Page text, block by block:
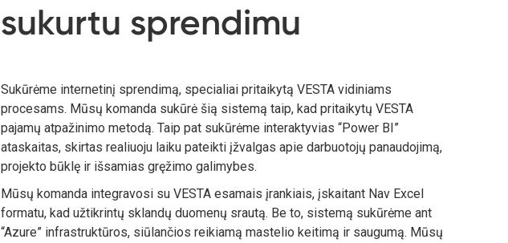
sukurtu sprendimu
Sukūrėme internetinį sprendimą, specialiai pritaikytą VESTA vidiniams
procesams. Mūsų komanda sukūrė šią sistemą taip, kad pritaikytų VESTA
pajamų atpažinimo metodą. Taip pat sukūrėme interaktyvias “Power BI”
ataskaitas, skirtas realiuoju laiku pateikti įžvalgas apie darbuotojų panaudojimą,
projekto būklę ir išsamias gręžimo galimybes.
Mūsų komanda integravosi su VESTA esamais įrankiais, įskaitant Nav Excel
formatu, kad užtikrintų sklandų duomenų srautą. Be to, sistemą sukūrėme ant
“Azure” infrastruktūros, siūlančios reikiamą mastelio keitimą ir saugumą. Mūsų